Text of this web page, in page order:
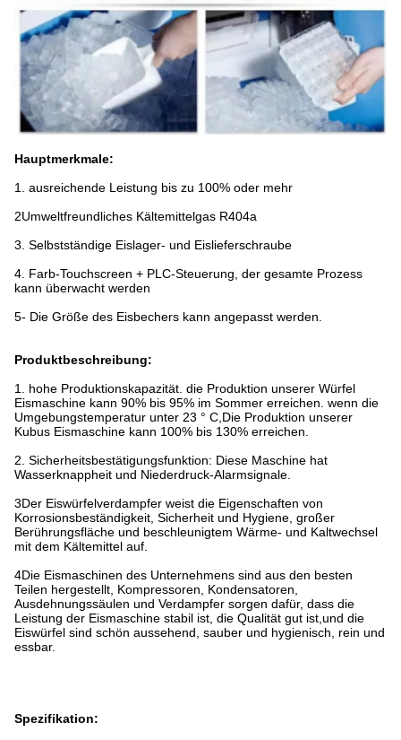
Hauptmerkmale:
1. ausreichende Leistung bis zu 100% oder mehr
2Umweltfreundliches Kältemittelgas R404a
3. Selbstständige Eislager- und Eislieferschraube
4. Farb-Touchscreen + PLC-Steuerung, der gesamte Prozess
kann überwacht werden
5- Die Größe des Eisbechers kann angepasst werden.
Produktbeschreibung:
1. hohe Produktionskapazität. die Produktion unserer Würfel
Eismaschine kann 90% bis 95% im Sommer erreichen. wenn die
Umgebungstemperatur unter 23 ° C,Die Produktion unserer
Kubus Eismaschine kann 100% bis 130% erreichen.
2. Sicherheitsbestätigungsfunktion: Diese Maschine hat
Wasserknappheit und Niederdruck-Alarmsignale.
3Der Eiswürfelverdampfer weist die Eigenschaften von
Korrosionsbeständigkeit, Sicherheit und Hygiene, großer
Berührungsfläche und beschleunigtem Wärme- und Kaltwechsel
mit dem Kältemittel auf.
4Die Eismaschinen des Unternehmens sind aus den besten
Teilen hergestellt, Kompressoren, Kondensatoren,
Ausdehnungssäulen und Verdampfer sorgen dafür, dass die
Leistung der Eismaschine stabil ist, die Qualität gut ist,und die
Eiswürfel sind schön aussehend, sauber und hygienisch, rein und
essbar.
Spezifikation: